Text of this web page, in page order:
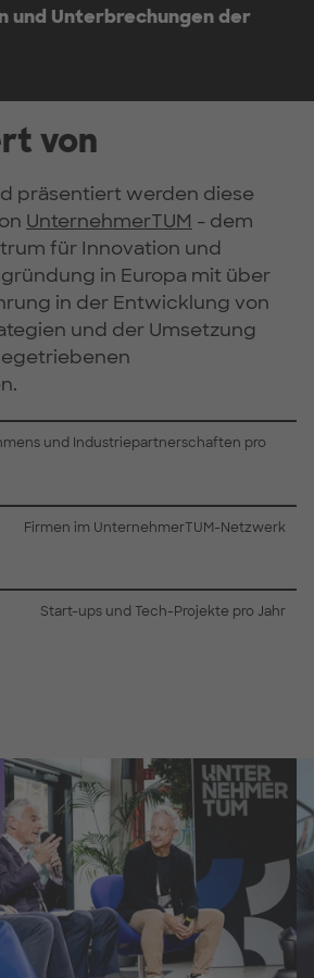
und Unterbrechungen der
von
präsentiert werden diese
UnternehmerTUM - dem
für Innovation und
in Europa mit über
in der Entwicklung von
und der Umsetzung
und Industriepartnerschaften pro
Firmen im UnternehmerTUM-Netzwerk
Start-ups und Tech-Projekte pro Jahr